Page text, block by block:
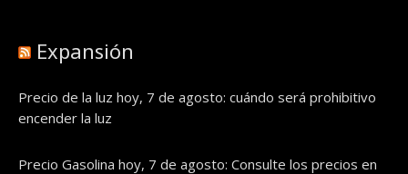
Expansión
Precio de la luz hoy, 7 de agosto: cuándo será prohibitivo
encender la luz
Precio Gasolina hoy, 7 de agosto: Consulte los precios en